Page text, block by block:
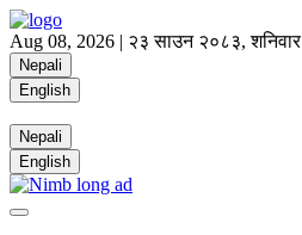
Aug 08, 2026 | २३ साउन २०८३, शनिवार
Nepali
English
Nepali
English